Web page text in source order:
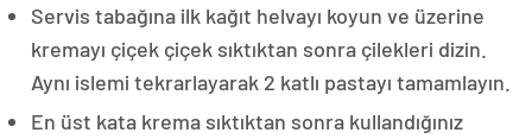
Servis tabağına ilk kağıt helvayı koyun ve üzerine
kremayı çiçek çiçek sıktıktan sonra çilekleri dizin.
Aynı islemi tekrarlayarak 2 katlı pastayı tamamlayın.
En üst kata krema sıktıktan sonra kullandığınız